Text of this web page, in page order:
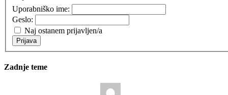
Uporabniško ime:
Geslo:
Naj ostanem prijavljen/a
Prijava
Zadnje teme